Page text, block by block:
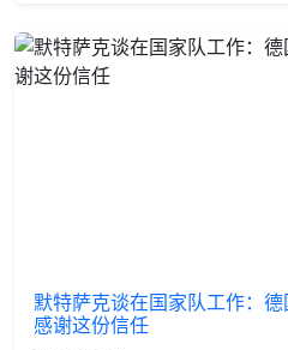
默特萨克谈在国家队工作：德
感谢这份信任